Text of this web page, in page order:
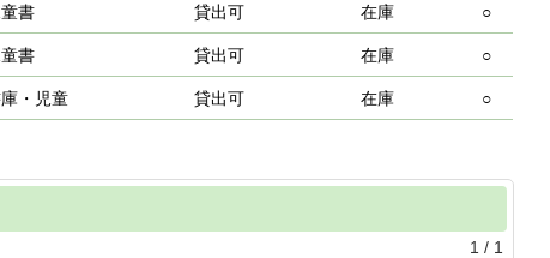
書 貸出可 在庫 ○
書 貸出可 在庫 ○
・児童 貸出可 在庫 ○
1 / 1